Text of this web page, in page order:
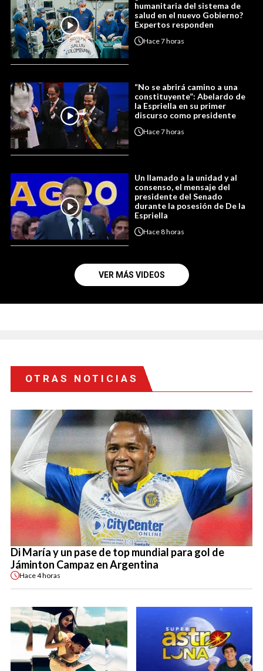
humanitaria del sistema de
salud en el nuevo Gobierno?
Expertos responden
Hace7 horas
“No se abrirá camino a una
constituyente”: Abelardo de
la Espriella en su primer
discurso como presidente
Hace7 horas
Un llamado a la unidad y al
consenso, el mensaje del
presidente del Senado
durante la posesión de De la
Espriella
Hace8 horas
VER MÁS VIDEOS
OTRAS NOTICIAS
Di María y un pase de top mundial para gol de
Jáminton Campaz en Argentina
Hace4 horas